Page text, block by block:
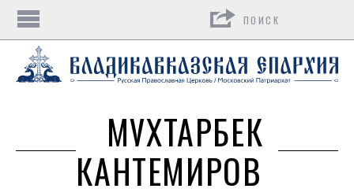
МУХТАРБЕК
КАНТЕМИРОВ